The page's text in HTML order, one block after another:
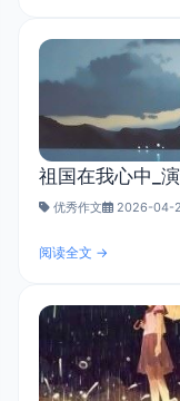
祖国在我心中_
优秀作文 2026-04-
阅读全文 →